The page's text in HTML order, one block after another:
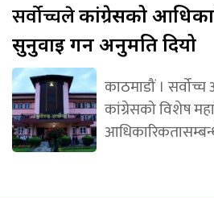
सर्वोच्चलेकांग्रेसको
सुनुवाइ गर्न अनुमति दियो
काठमाडौं ।
कांग्रेसको विशेष